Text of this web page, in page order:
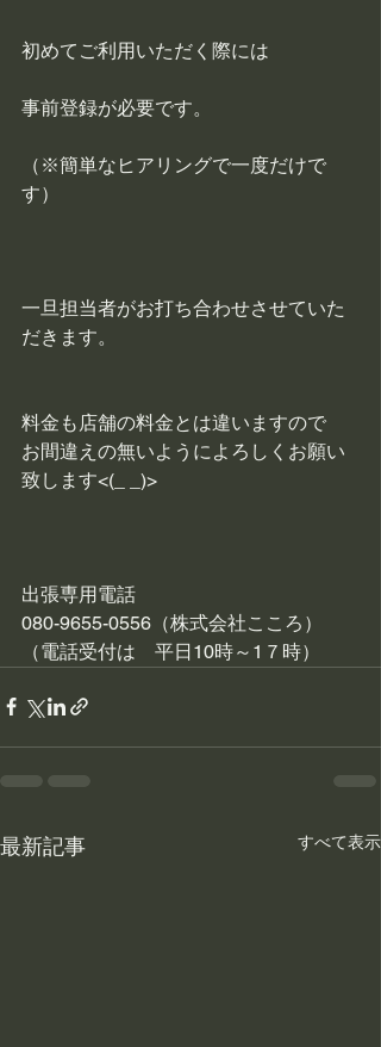
初めてご利用いただく際には
事前登録が必要です。
（※簡単なヒアリングで一度だけで
す）
一旦担当者がお打ち合わせさせていた
だきます。
料金も店舗の料金とは違いますので
お間違えの無いようによろしくお願い
致します<(_ _)>
出張専用電話
080-9655-0556（株式会社こころ）
（電話受付は　平日10時～1７時）
最新記事 すべて表示